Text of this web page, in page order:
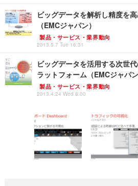
ビッグデータを解析し精度を
（EMCジャパン）
製品・サービス・業界動向
2013.5.7 Tue 16:31
ビッグデータを活用する次世
ラットフォーム（EMCジャパン
製品・サービス・業界動向
2013.4.24 Wed 8:00